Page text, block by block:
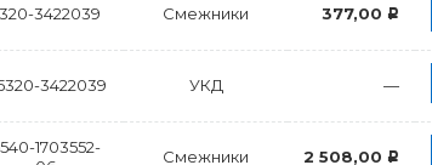
3422039 Смежники 377,00 Р
3422039 УКД —
1703552-
Смежники 2 508,00 Р